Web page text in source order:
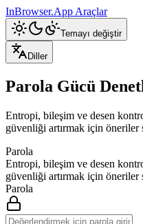
InBrowser.App Araçlar
Temayı değiştir
Diller
Parola Gücü
Entropi, bileşim ve desen
güvenliği artırmak için öneriler
Parola
Entropi, bileşim ve desen
güvenliği artırmak için öneriler
Parola